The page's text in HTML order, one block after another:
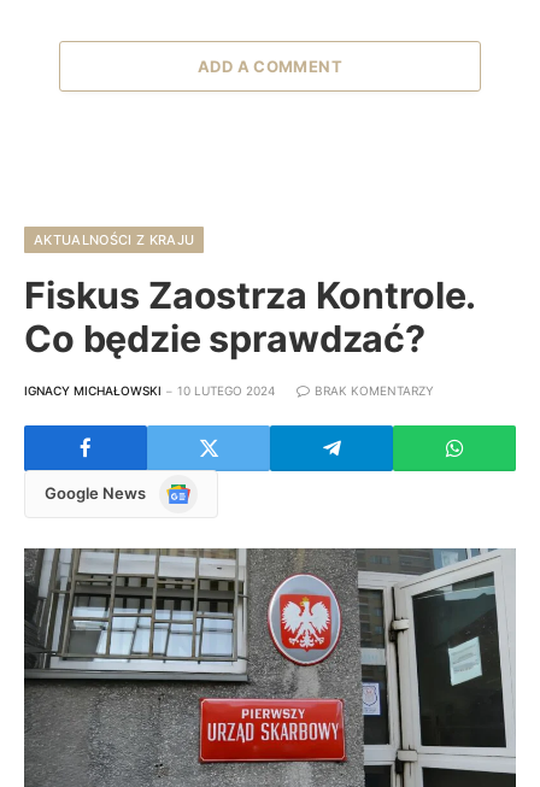
ADD A COMMENT
AKTUALNOŚCI Z KRAJU
Fiskus Zaostrza Kontrole.
Co będzie sprawdzać?
IGNACY MICHAŁOWSKI 10 LUTEGO 2024 BRAK KOMENTARZY
Google News
Google